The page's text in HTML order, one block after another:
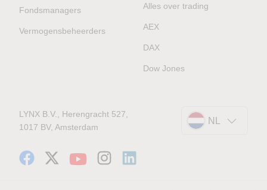
Fondsmanagers
Vermogensbeheerders
Alles over trading
AEX
DAX
Dow Jones
LYNX B.V., Herengracht 527,
1017 BV, Amsterdam
NL